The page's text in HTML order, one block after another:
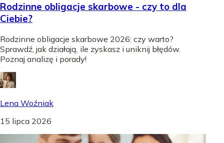
Rodzinne obligacje skarbowe - czy to dla
Ciebie?
Rodzinne obligacje skarbowe 2026: czy warto?
Sprawdź, jak działają, ile zyskasz i uniknij błędów.
Poznaj analizę i porady!
Lena Woźniak
15 lipca 2026